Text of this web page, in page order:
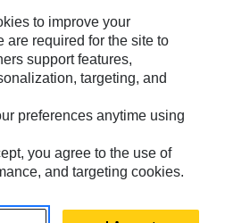
to improve your
are required for the site to
support features,
targeting, and
preferences anytime using
you agree to the use of
and targeting cookies.